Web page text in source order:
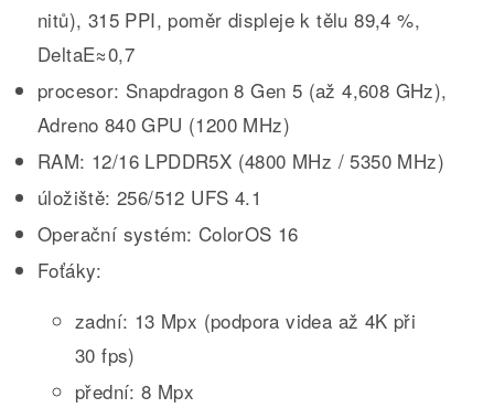
nitů), 315 PPI, poměr displeje k tělu 89,4 %,
DeltaE≈0,7
procesor: Snapdragon 8 Gen 5 (až 4,608 GHz),
Adreno 840 GPU (1200 MHz)
RAM: 12/16 LPDDR5X (4800 MHz / 5350 MHz)
úložiště: 256/512 UFS 4.1
Operační systém: ColorOS 16
Foťáky:
zadní: 13 Mpx (podpora videa až 4K při
30 fps)
přední: 8 Mpx